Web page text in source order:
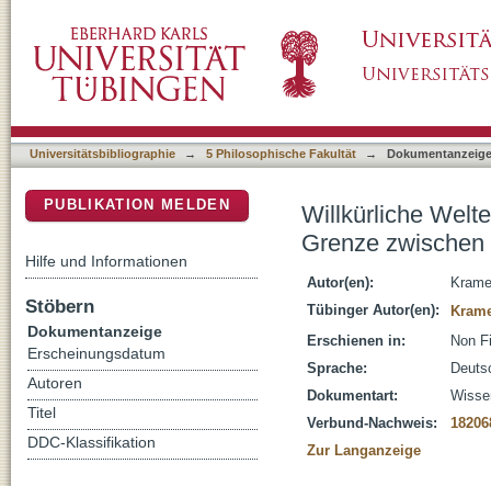
und Fiktion
Universitätsbibliographie → 5 Philosophische Fakultät → Dokumentanzeige
Willkürliche
Grenze
Autor(en):
Tübinger Autor(en):
Erschienen in:
Non
Sprache:
Dokumentart:
Verbund-Nachweis:
Zur Langanzeige
PUBLIKATION MELDEN
Hilfe und Informationen
Stöbern
Dokumentanzeige
Erscheinungsdatum
Autoren
Titel
DDC-Klassifikation